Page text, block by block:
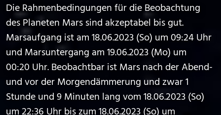
Die Rahmenbedingungen für die Beobachtung
des Planeten Mars sind akzeptabel bis gut.
Marsaufgang ist am 18.06.2023 (So) um 09:24 Uhr
und Marsuntergang am 19.06.2023 (Mo) um
00:20 Uhr. Beobachtbar ist Mars nach der Abend-
und vor der Morgendämmerung und zwar 1
Stunde und 9 Minuten lang vom 18.06.2023 (So)